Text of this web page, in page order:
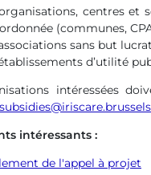
centres et
(communes,
sans but
d’utilité
intéressées
intéressants :
de l'appel à projet